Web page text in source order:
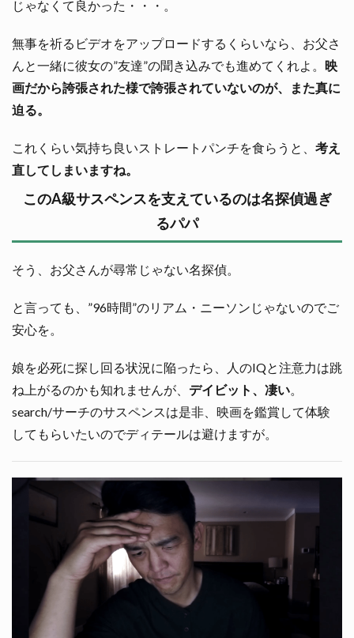
じゃなくて良かった・・・。
無事を祈るビデオをアップロードするくらいなら、お父さ
んと一緒に彼女の”友達”の聞き込みでも進めてくれよ。 映
画だから誇張された様で誇張されていないのが、また真に
迫る。
これくらい気持ち良いストレートパンチを食らうと、 考え
直してしまいますね。
このA級サスペンスを支えているのは名探偵過ぎ
るパパ
そう、お父さんが尋常じゃない名探偵。
と言っても、”96時間”のリアム・ニーソンじゃないのでご
安心を。
娘を必死に探し回る状況に陥ったら、人のIQと注意力は跳
ね上がるのかも知れませんが、 デイビット、凄い。
search/サーチのサスペンスは是非、映画を鑑賞して体験
してもらいたいのでディテールは避けますが。